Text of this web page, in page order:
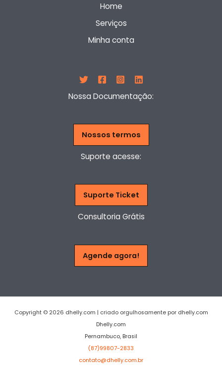
Home
Serviços
Minha conta
Nossa Documentação:
Nossos termos
Suporte acesse:
Suporte Ticket
Consultoria Grátis
Agende agora!
Copyright © 2026 dhelly.com | criado orgulhosamente por dhelly.com
Dhelly.com
Pernambuco, Brasil
(87)99807-2833
contato@dhelly.com.br